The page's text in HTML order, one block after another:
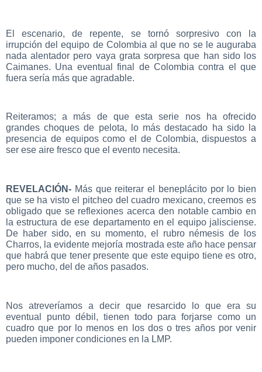
El escenario, de repente, se tornó sorpresivo con la
irrupción del equipo de Colombia al que no se le auguraba
nada alentador pero vaya grata sorpresa que han sido los
Caimanes. Una eventual final de Colombia contra el que
fuera sería más que agradable.
Reiteramos; a más de que esta serie nos ha ofrecido
grandes choques de pelota, lo más destacado ha sido la
presencia de equipos como el de Colombia, dispuestos a
ser ese aire fresco que el evento necesita.
REVELACIÓN- Más que reiterar el beneplácito por lo bien
que se ha visto el pitcheo del cuadro mexicano, creemos es
obligado que se reflexiones acerca den notable cambio en
la estructura de ese departamento en el equipo jalisciense.
De haber sido, en su momento, el rubro némesis de los
Charros, la evidente mejoría mostrada este año hace pensar
que habrá que tener presente que este equipo tiene es otro,
pero mucho, del de años pasados.
Nos atreveríamos a decir que resarcido lo que era su
eventual punto débil, tienen todo para forjarse como un
cuadro que por lo menos en los dos o tres años por venir
pueden imponer condiciones en la LMP.